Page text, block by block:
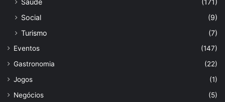
Social
(9)
Turismo
(7)
Eventos
(147)
Gastronomia
(22)
Jogos
(1)
Negócios
(5)